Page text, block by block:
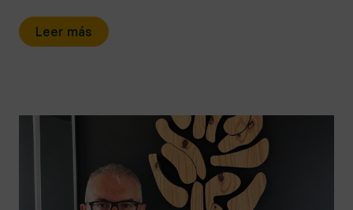
Leer más